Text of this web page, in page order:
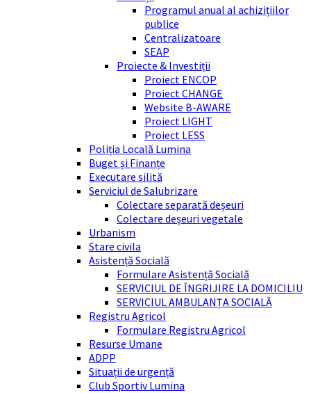
Programul anual al achizițiilor
publice
Centralizatoare
SEAP
Proiecte & Investiții
Proiect ENCOP
Proiect CHANGE
Website B-AWARE
Proiect LIGHT
Proiect LESS
Poliția Locală Lumina
Buget și Finanțe
Executare silită
Serviciul de Salubrizare
Colectare separată deșeuri
Colectare deșeuri vegetale
Urbanism
Stare civila
Asistență Socială
Formulare Asistență Socială
SERVICIUL DE ÎNGRIJIRE LA DOMICILIU
SERVICIUL AMBULANȚA SOCIALĂ
Registru Agricol
Formulare Registru Agricol
Resurse Umane
ADPP
Situații de urgență
Club Sportiv Lumina